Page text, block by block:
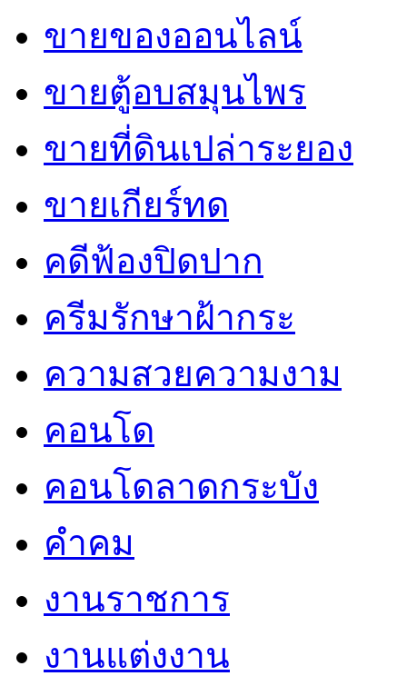
ขายของออนไลน์
ขายตู้อบสมุนไพร
ขายที่ดินเปล่าระยอง
ขายเกียร์ทด
คดีฟ้องปิดปาก
ครีมรักษาฝ้ากระ
ความสวยความงาม
คอนโด
คอนโดลาดกระบัง
คำคม
งานราชการ
งานแต่งงาน